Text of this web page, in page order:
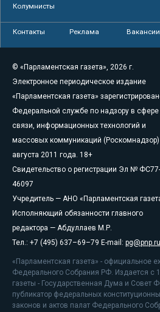
Колумнисты
Контакты Реклама Вакансии
© «Парламентская газета», 2026 г.
Электронное периодическое издание
«Парламентская газета»
Федеральной службе по надзору в сфере
связи, информационных технологий и
массовых коммуникаций (Роскомнадзор)
августа 2011 года. 18+
Свидетельство о регистрации Эл № ФС77-
46097
Учредитель — АНО «Парламентская
Исполняющий обязанности главного
редактора — Абдуллаев М.Р.
Тел.: +7 (495) 637–69–79 E-mail: pg@pnp.ru
«Парламентская газета» - официальное
Федерального Собрания РФ. Издается с
газеты - Государственная Дума и
публикатор федеральных
законов и актов палат Федерального